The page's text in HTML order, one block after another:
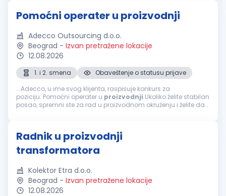
Pomoćni operater u proizvodnji
Adecco Outsourcing d.o.o.
Beograd - Izvan pretražene lokacije
12.08.2026
1. i 2. smena
Obaveštenje o statusu prijave
...Adecco, u ime svog klijenta, raspisuje konkurs za
poziciju: Pomoćni operater u proizvodnji Ukoliko želite stabilan
posao, spremni ste za rad u proizvodnom okruženju i želite da
Radnik u proizvodnji
transformatora
Kolektor Etra d.o.o.
Beograd - Izvan pretražene lokacije
12.08.2026